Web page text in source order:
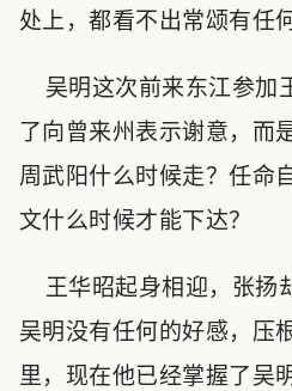
处上，都看不出常颂有任
吴明这次前来东江参加
了向曾来州表示谢意，而
周武阳什么时候走？任命
文什么时候才能下达？
王华昭起身相迎，张扬
吴明没有任何的好感，压
里，现在他已经掌握了吴